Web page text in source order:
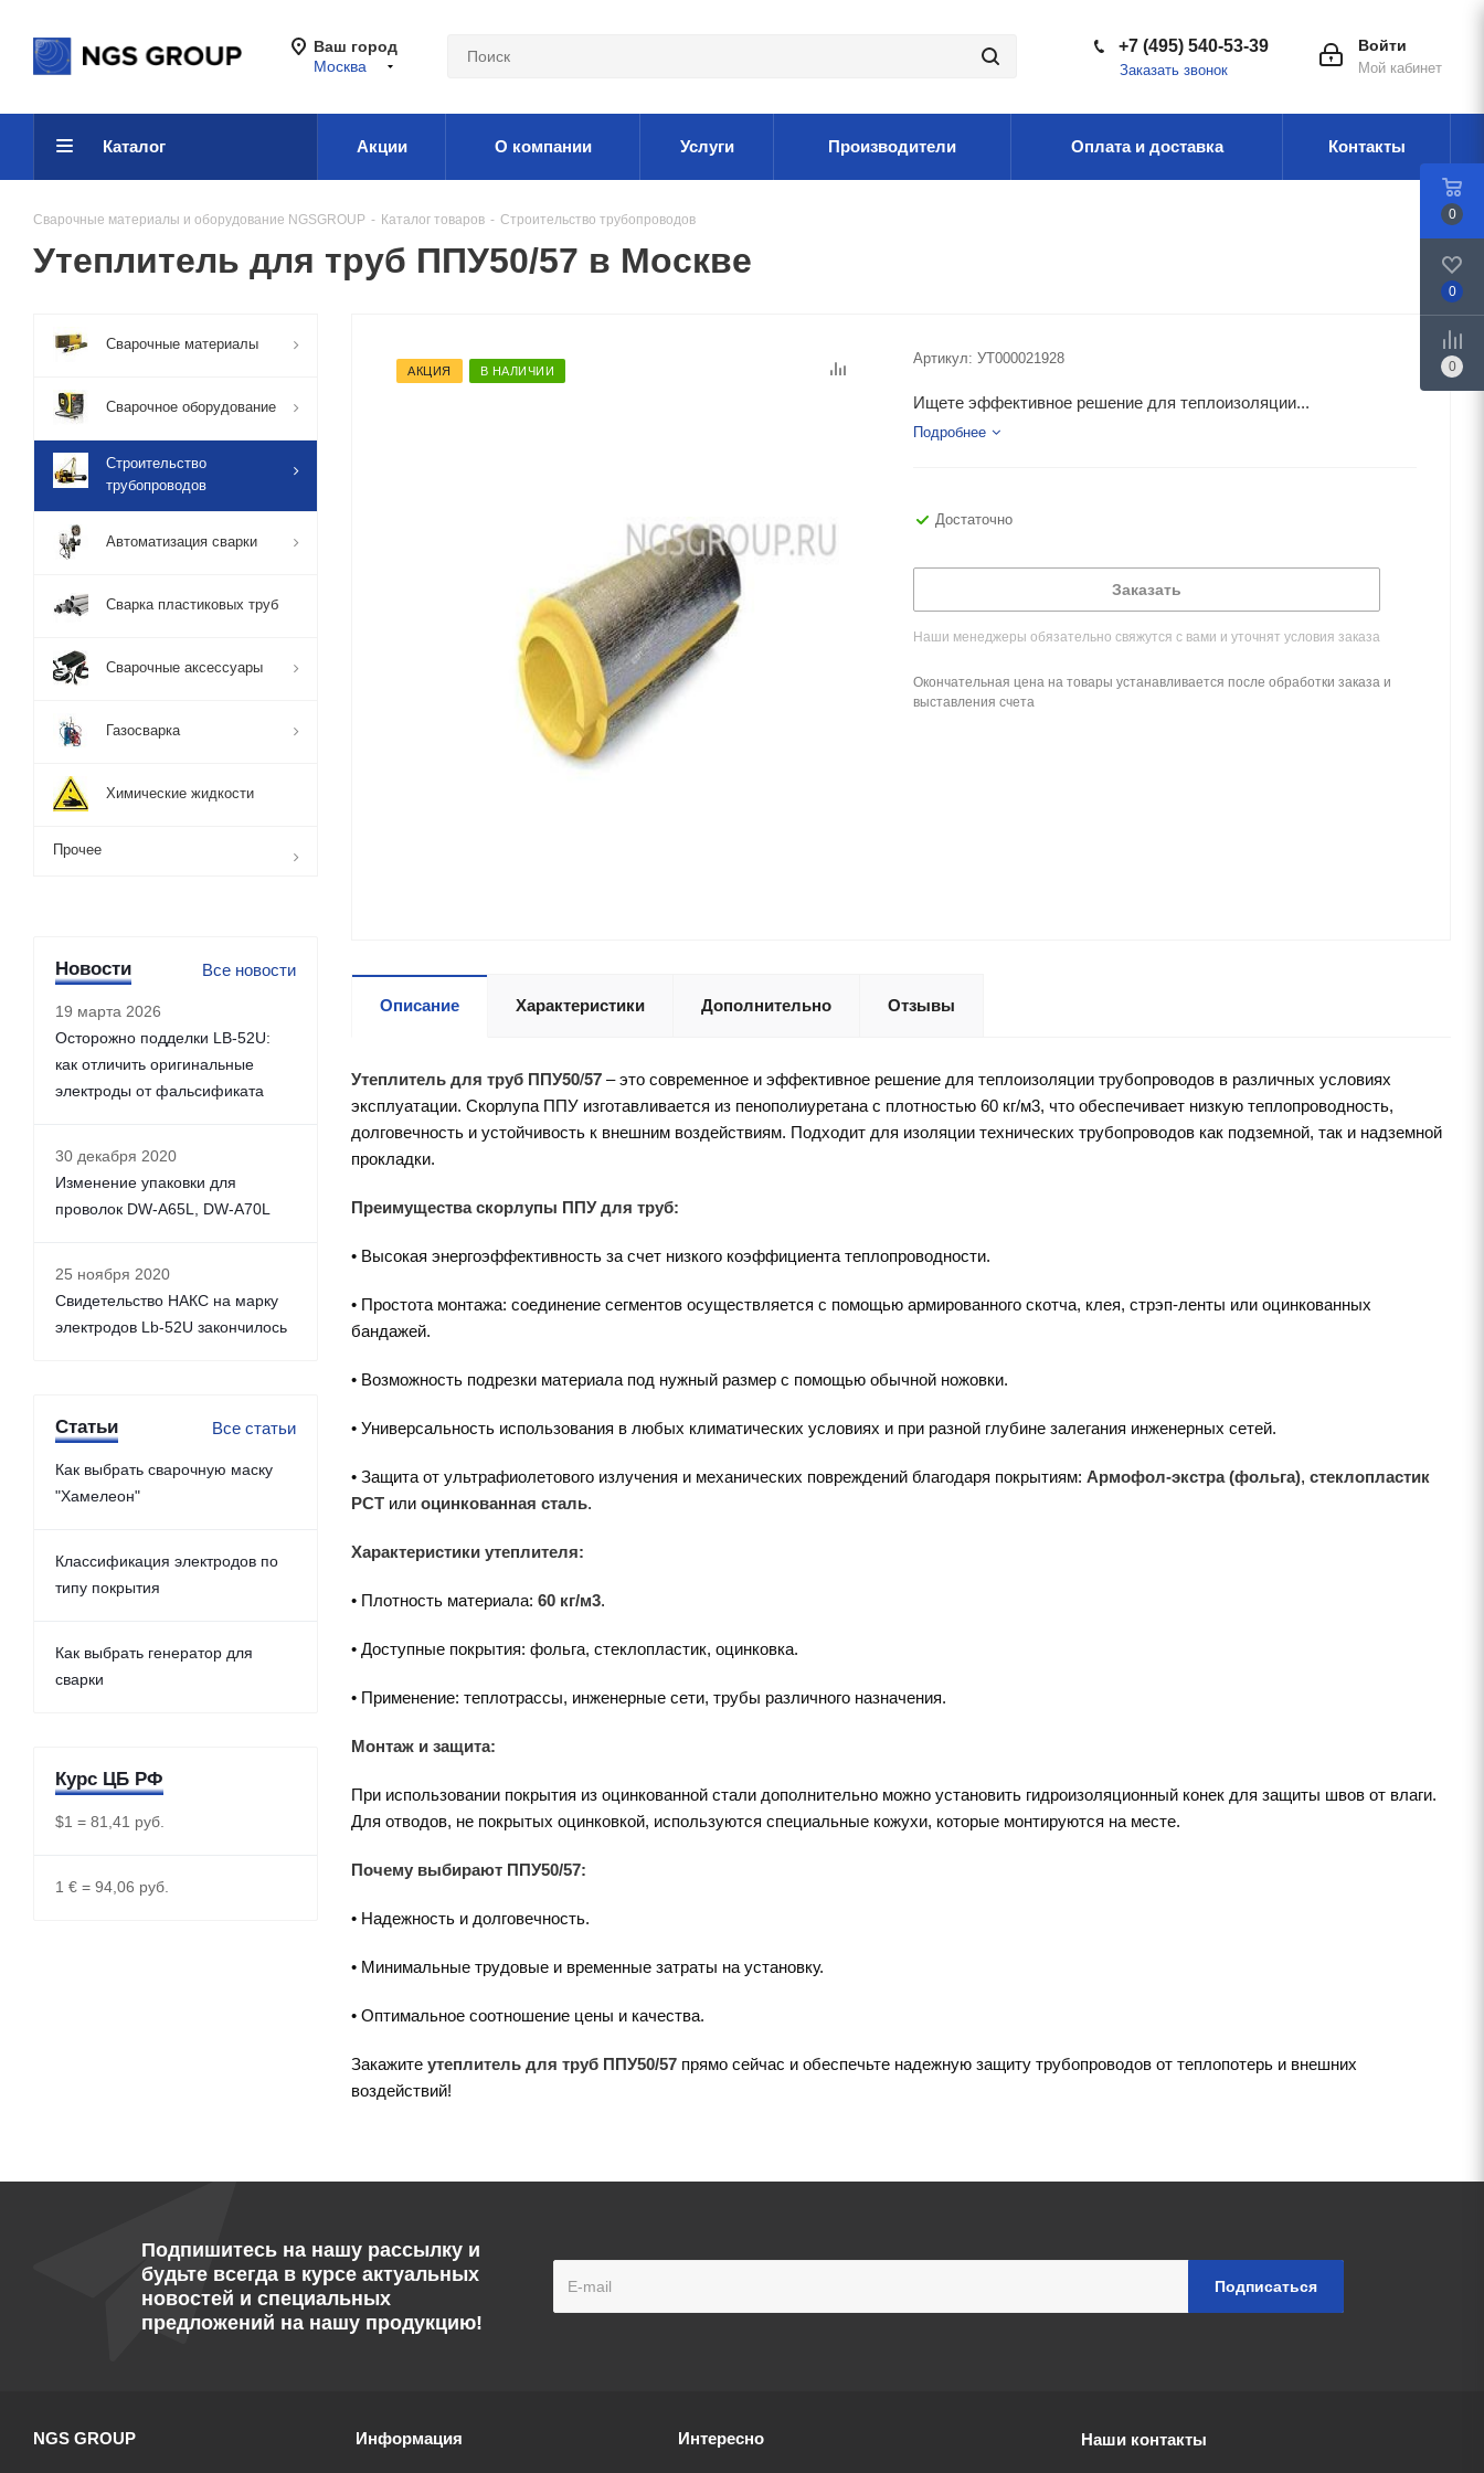
Ваш город
Москва
Войти
Мой кабинет
+7 (495) 540-53-39
Заказать звонок
Каталог Акции О компании Услуги Производители Оплата и доставка Контакты
Сварочные материалы и оборудование NGSGROUP - Каталог товаров - Строительство трубопроводов
Утеплитель для труб ППУ50/57 в Москве
АКЦИЯ В НАЛИЧИИ
Артикул: УТ000021928
Ищете эффективное решение для теплоизоляции...
Подробнее
Достаточно
Заказать
Наши менеджеры обязательно свяжутся с вами и уточнят условия заказа
Окончательная цена на товары устанавливается после обработки заказа и
выставления счета
Описание Характеристики Дополнительно Отзывы
Утеплитель для труб ППУ50/57 – это современное и эффективное решение для теплоизоляции трубопроводов в различных условиях
эксплуатации. Скорлупа ППУ изготавливается из пенополиуретана с плотностью 60 кг/м3, что обеспечивает низкую теплопроводность,
долговечность и устойчивость к внешним воздействиям. Подходит для изоляции технических трубопроводов как подземной, так и надземной
прокладки.
Преимущества скорлупы ППУ для труб:
• Высокая энергоэффективность за счет низкого коэффициента теплопроводности.
• Простота монтажа: соединение сегментов осуществляется с помощью армированного скотча, клея, стрэп-ленты или оцинкованных
бандажей.
• Возможность подрезки материала под нужный размер с помощью обычной ножовки.
• Универсальность использования в любых климатических условиях и при разной глубине залегания инженерных сетей.
• Защита от ультрафиолетового излучения и механических повреждений благодаря покрытиям: Армофол-экстра (фольга), стеклопластик
РСТ или оцинкованная сталь.
Характеристики утеплителя:
• Плотность материала: 60 кг/м3.
• Доступные покрытия: фольга, стеклопластик, оцинковка.
• Применение: теплотрассы, инженерные сети, трубы различного назначения.
Монтаж и защита:
При использовании покрытия из оцинкованной стали дополнительно можно установить гидроизоляционный конек для защиты швов от влаги.
Для отводов, не покрытых оцинковкой, используются специальные кожухи, которые монтируются на месте.
Почему выбирают ППУ50/57:
• Надежность и долговечность.
• Минимальные трудовые и временные затраты на установку.
• Оптимальное соотношение цены и качества.
Закажите утеплитель для труб ППУ50/57 прямо сейчас и обеспечьте надежную защиту трубопроводов от теплопотерь и внешних
воздействий!
Сварочные материалы
Сварочное оборудование
Строительство
трубопроводов
Автоматизация сварки
Сварка пластиковых труб
Сварочные аксессуары
Газосварка
Химические жидкости
Прочее
Новости Все новости
19 марта 2026
Осторожно подделки LB-52U:
как отличить оригинальные
электроды от фальсификата
30 декабря 2020
Изменение упаковки для
проволок DW-A65L, DW-A70L
25 ноября 2020
Свидетельство НАКС на марку
электродов Lb-52U закончилось
Статьи Все статьи
Как выбрать сварочную маску
"Хамелеон"
Классификация электродов по
типу покрытия
Как выбрать генератор для
сварки
Курс ЦБ РФ
$1 = 81,41 руб.
1 € = 94,06 руб.
Подпишитесь на нашу рассылку и
будьте всегда в курсе актуальных
новостей и специальных
предложений на нашу продукцию!
NGS GROUP Информация Интересно Наши контакты
0
0
0